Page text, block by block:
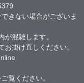
きない場合がございま
混雑します。
掛け直しください。
ご覧ください。